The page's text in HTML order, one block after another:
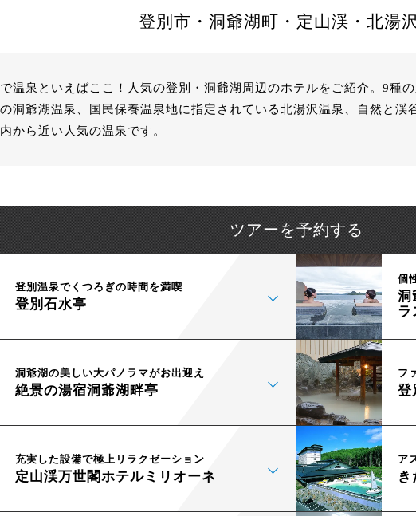
登別市・洞爺湖町・定山渓・北湯
温泉といえばここ！人気の登別・洞爺湖周辺のホテルをご紹介。9種
洞爺湖温泉、国民保養温泉地に指定されている北湯沢温泉、自然と渓
から近い人気の温泉です。
ツアーを予約する
登別温泉でくつろぎの時間を満喫
登別石水亭
個
洞
ラ
洞爺湖の美しい大パノラマがお出迎え
絶景の湯宿洞爺湖畔亭
フ
登
充実した設備で極上リラクゼーション
定山渓万世閣ホテルミリオーネ
ア
き